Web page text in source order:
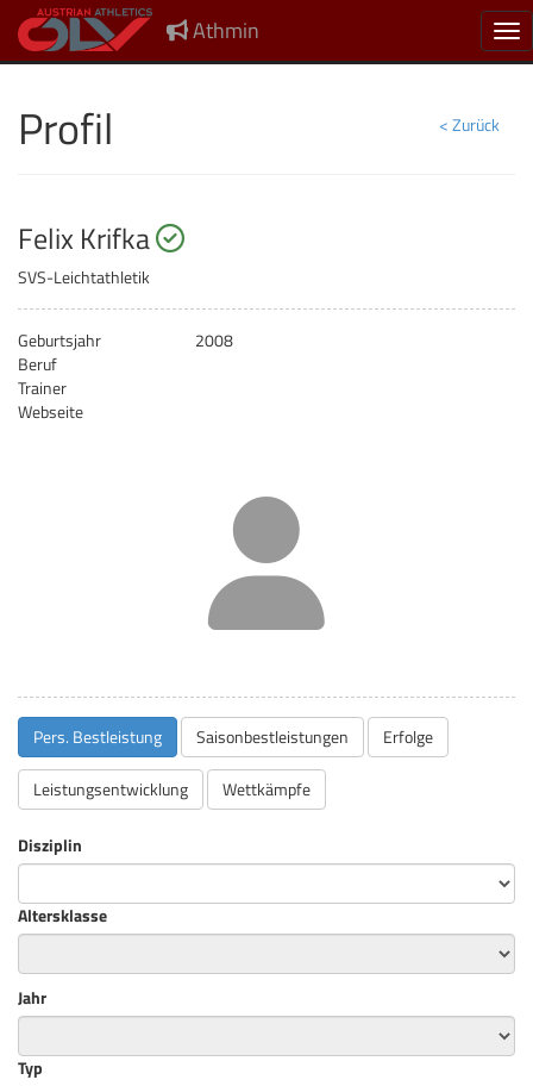
Athmin
< Zurück
Profil
Felix Krifka startberechtigt
SVS-Leichtathletik
Geburtsjahr
2008
Beruf
Trainer
Webseite
Pers. Bestleistung Saisonbestleistungen Erfolge
Leistungsentwicklung Wettkämpfe
Disziplin
Altersklasse
Jahr
Typ